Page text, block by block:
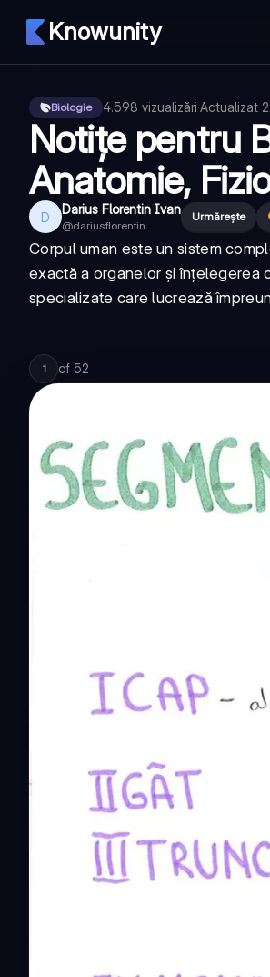
Knowunity
Biologie 4.598 vizualizări·Actualizat
Notițe pentru
Anatomie,
D Darius Florentin Ivan
@dariusflorentin
Urmărește
Corpul uman este un sistem
exactă a organelor și înțelegerea
specializate care lucrează
1 of 52